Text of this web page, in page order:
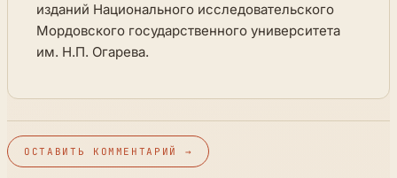
изданий Национального исследовательского
Мордовского государственного университета
им. Н.П. Огарева.
ОСТАВИТЬ КОММЕНТАРИЙ →